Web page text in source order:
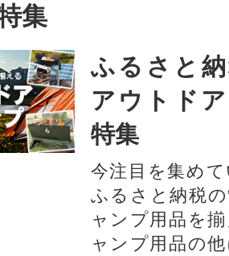
集
ふるさと
アウトド
特集
今注目を集め
ふるさと納税
ャンプ用品を
ャンプ用品の